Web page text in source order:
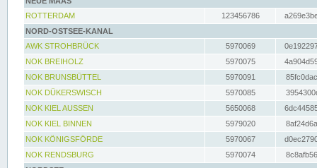
ROTTERDAM
123456786
NORD-OSTSEE-KANAL
AWK STROHBRÜCK
5970069
NOK BREIHOLZ
5970075
NOK BRUNSBÜTTEL
5970091
NOK DÜKERSWISCH
5970085
NOK KIEL AUSSEN
5650068
NOK KIEL BINNEN
5979020
NOK KÖNIGSFÖRDE
5970067
NOK RENDSBURG
5970074